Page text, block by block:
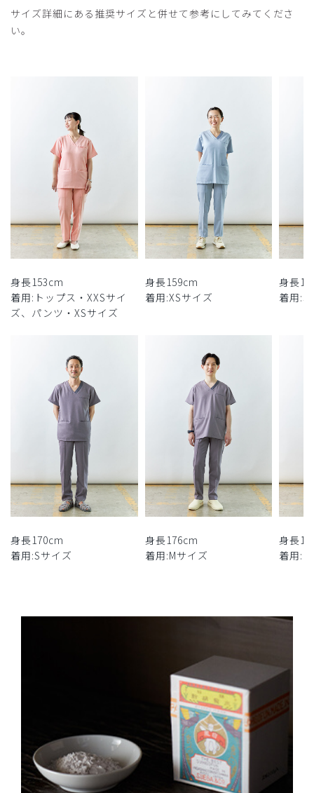
サイズ詳細にある推奨サイズと併せて参考にしてみてくださ
い。
身長153cm
着用:トップス・XXSサイ
ズ、パンツ・XSサイズ
身長159cm
着用:XSサイズ
身長
着用:S
身長170cm
着用:Sサイズ
身長176cm
着用:Mサイズ
身長
着用:L